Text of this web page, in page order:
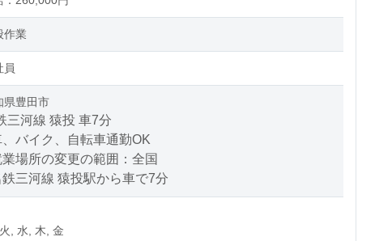
作業
員
県豊田市
三河線 猿投 車7分
バイク、自転車通勤OK
場所の変更の範囲：全国
三河線 猿投駅から車で7分
, 水, 木, 金